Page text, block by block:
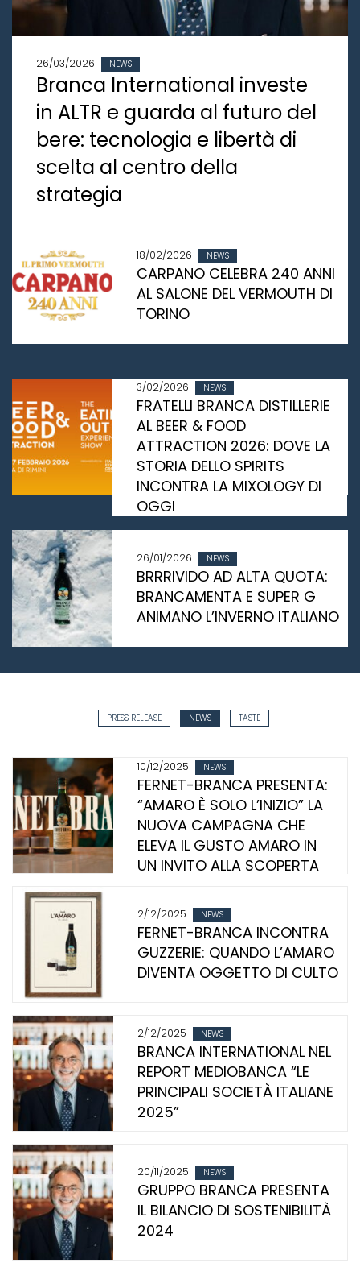
26/03/2026 NEWS
Branca International investe
in ALTR e guarda al futuro del
bere: tecnologia e libertà di
scelta al centro della
strategia
18/02/2026 NEWS
CARPANO CELEBRA 240 ANNI
AL SALONE DEL VERMOUTH DI
TORINO
3/02/2026 NEWS
FRATELLI BRANCA DISTILLERIE
AL BEER & FOOD
ATTRACTION 2026: DOVE LA
STORIA DELLO SPIRITS
INCONTRA LA MIXOLOGY DI
OGGI
26/01/2026 NEWS
BRRRIVIDO AD ALTA QUOTA:
BRANCAMENTA E SUPER G
ANIMANO L’INVERNO ITALIANO
PRESS RELEASE NEWS TASTE
10/12/2025 NEWS
FERNET-BRANCA PRESENTA:
“AMARO È SOLO L’INIZIO” LA
NUOVA CAMPAGNA CHE
ELEVA IL GUSTO AMARO IN
UN INVITO ALLA SCOPERTA
2/12/2025 NEWS
FERNET-BRANCA INCONTRA
GUZZERIE: QUANDO L’AMARO
DIVENTA OGGETTO DI CULTO
2/12/2025 NEWS
BRANCA INTERNATIONAL NEL
REPORT MEDIOBANCA “LE
PRINCIPALI SOCIETÀ ITALIANE
2025”
20/11/2025 NEWS
GRUPPO BRANCA PRESENTA
IL BILANCIO DI SOSTENIBILITÀ
2024